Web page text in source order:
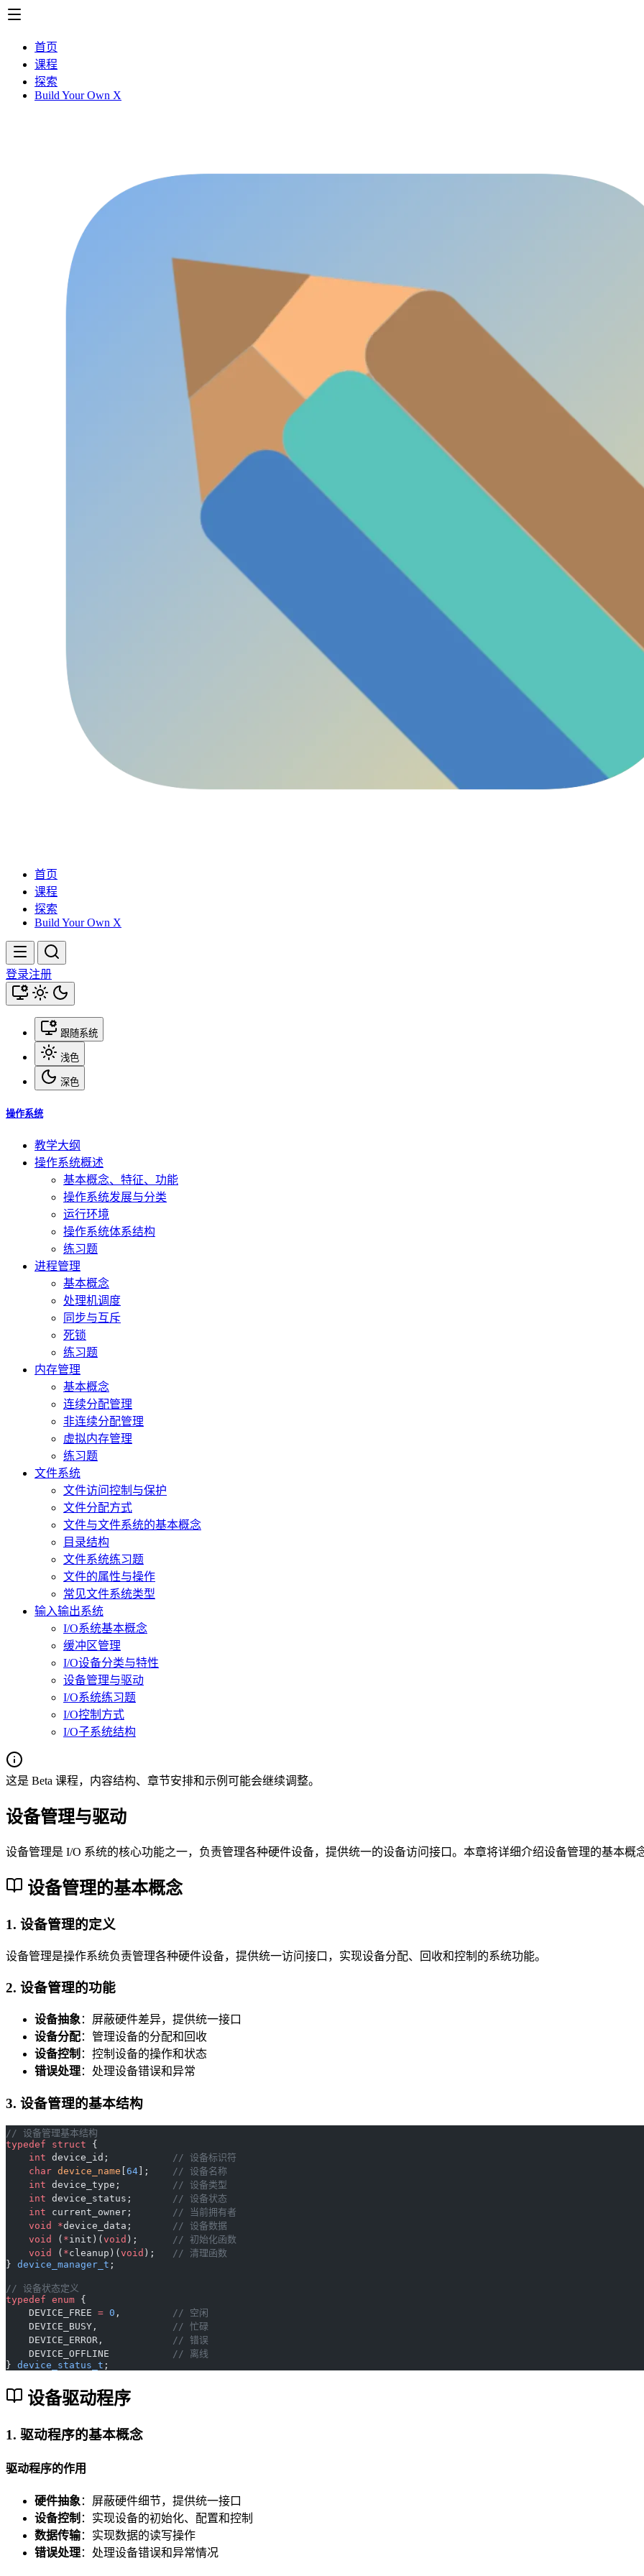
首页
课程
探索
Build Your Own X
首页
课程
探索
Build Your Own X
登录注册
跟随系统
浅色
深色
操作系统
教学大纲
操作系统概述
基本概念、特征、功能
操作系统发展与分类
运行环境
操作系统体系结构
练习题
进程管理
基本概念
处理机调度
同步与互斥
死锁
练习题
内存管理
基本概念
连续分配管理
非连续分配管理
虚拟内存管理
练习题
文件系统
文件访问控制与保护
文件分配方式
文件与文件系统的基本概念
目录结构
文件系统练习题
文件的属性与操作
常见文件系统类型
输入输出系统
I/O系统基本概念
缓冲区管理
I/O设备分类与特性
设备管理与驱动
I/O系统练习题
I/O控制方式
I/O子系统结构
这是 Beta 课程，内容结构、章节安排和示例可能会继续调整。
设备管理与驱动
设备管理是 I/O 系统的核心功能之一，负责管理各种硬件设备，提供统一的设备访问接口。本章将详细介绍设备管理的基本
设备管理的基本概念
1. 设备管理的定义
设备管理是操作系统负责管理各种硬件设备，提供统一访问接口，实现设备分配、回收和控制的系统功能。
2. 设备管理的功能
设备抽象 ：屏蔽硬件差异，提供统一接口
设备分配：管理设备的分配和回收
设备控制 ：控制设备的操作和状态
错误处理：处理设备错误和异常
3. 设备管理的基本结构
// 设备管理基本结构
typedef struct {
    int
device_id;
           // 设备标识符
    char
device_name [64];
    // 设备名称
    int
device_type;
         // 设备类型
    int
device_status;
       // 设备状态
    int
current_owner;
       // 当前拥有者
    void
*device_data;
       // 设备数据
    void
( *init)(void );
      // 初始化函数
    void
( *cleanup)(void );
   // 清理函数
} device_manager_t ;
// 设备状态定义
typedef enum {
    DEVICE_FREE
= 0 ,
         // 空闲
    DEVICE_BUSY,
             // 忙碌
    DEVICE_ERROR,
            // 错误
    DEVICE_OFFLINE
           // 离线
} device_status_t ;
设备驱动程序
1. 驱动程序的基本概念
驱动程序的作用
硬件抽象 ：屏蔽硬件细节，提供统一接口
设备控制 ：实现设备的初始化、配置和控制
数据传输：实现数据的读写操作
错误处理：处理设备错误和异常情况